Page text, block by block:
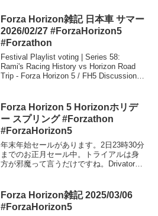
2戦ラリー・スウェー...
Forza Horizon雑記 日本車 サマー
2026/02/27 #ForzaHorizon5
#Forzathon
Festival Playlist voting | Series 58:
Rami's Racing History vs Horizon Road
Trip - Forza Horizon 5 / FH5 Discussion -
Forza Horizon 5 Horizonホリデ
ー スプリング #Forzathon
#ForzaHorizon5
年末年始セールがあります。2日23時30分
までのお正月セール中。トライアルは身
方が邪魔って言うだけですね。Drivatorの
のChapter 2はストックでない...
Forza Horizon雑記 2025/03/06
#ForzaHorizon5